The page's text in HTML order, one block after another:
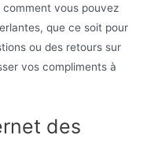
vous pouvez
que ce soit pour
ou des retours sur
vos compliments à
des